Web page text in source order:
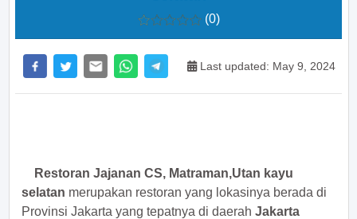
(0)
Last updated: May 9, 2024
Restoran Jajanan CS, Matraman,Utan kayu
selatan merupakan restoran yang lokasinya berada di
Provinsi Jakarta yang tepatnya di daerah Jakarta